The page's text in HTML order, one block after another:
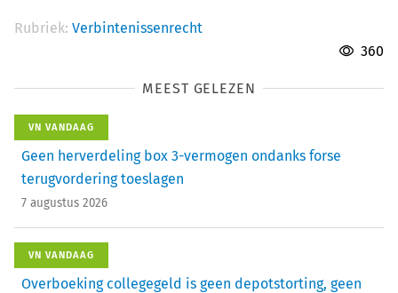
Rubriek: Verbintenissenrecht
360
MEEST GELEZEN
VN VANDAAG
Geen herverdeling box 3-vermogen ondanks forse
terugvordering toeslagen
7 augustus 2026
VN VANDAAG
Overboeking collegegeld is geen depotstorting, geen